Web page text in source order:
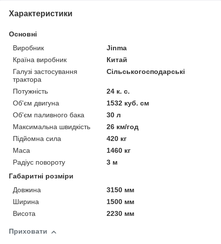
Характеристики
Основні
Виробник
Jinma
Країна виробник
Китай
Галузі застосування
трактора
Сільськогосподарські
Потужність
24 к. с.
Об'єм двигуна
1532 куб. см
Об'єм паливного бака
30 л
Максимальна швидкість
26 км/год
Підйомна сила
420 кг
Маса
1460 кг
Радіус повороту
3 м
Габаритні розміри
Довжина
3150 мм
Ширина
1500 мм
Висота
2230 мм
Приховати